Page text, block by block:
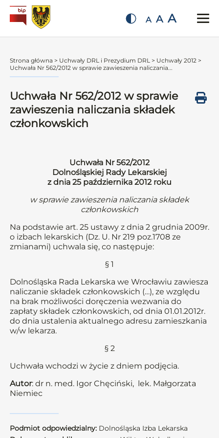
A A A
Strona główna > Uchwały DRL i Prezydium DRL > Uchwały 2012 >
Uchwała Nr 562/2012 w sprawie zawieszenia naliczania...
Uchwała Nr 562/2012 w sprawie
zawieszenia naliczania składek
członkowskich
Uchwała Nr 562/2012
Dolnośląskiej Rady Lekarskiej
z dnia 25 października 2012 roku
w sprawie zawieszenia naliczania składek
członkowskich
Na podstawie art. 25 ustawy z dnia 2 grudnia 2009r.
o izbach lekarskich (Dz. U. Nr 219 poz.1708 ze
zmianami) uchwala się, co następuje:
§ 1
Dolnośląska Rada Lekarska we Wrocławiu zawiesza
naliczanie składek członkowskich (…), ze względu
na brak możliwości doręczenia wezwania do
zapłaty składek członkowskich, od dnia 01.01.2012r.
do dnia ustalenia aktualnego adresu zamieszkania
w/w lekarza.
§ 2
Uchwała wchodzi w życie z dniem podjęcia.
Autor: dr n. med. Igor Chęciński, lek. Małgorzata
Niemiec
Podmiot odpowiedzialny: Dolnośląska Izba Lekarska